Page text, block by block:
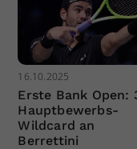
16.10.2025
Erste Bank Open:
Hauptbewerbs-
Wildcard an
Berrettini